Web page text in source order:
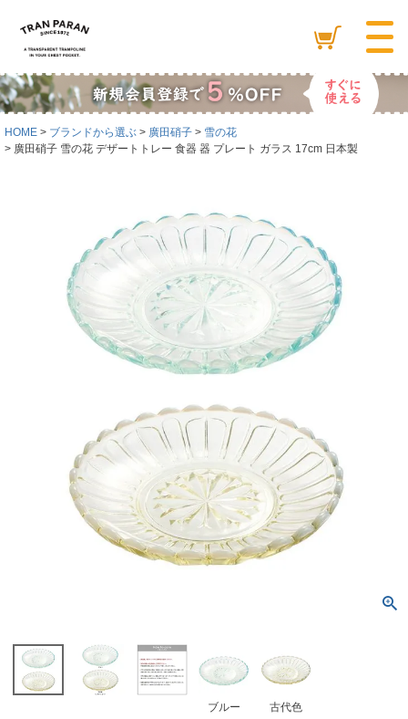
HOME ブランドから選ぶ 廣田硝子
雪の花
廣田硝子 雪の花 デザートトレー 食器 器 プレート ガラス 17cm 日本製
ブルー 古代色